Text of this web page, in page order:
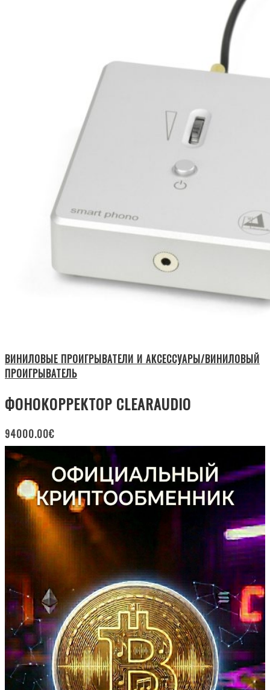
ВИНИЛОВЫЕ ПРОИГРЫВАТЕЛИ И АКСЕССУАРЫ/ВИНИЛОВЫЙ
ПРОИГРЫВАТЕЛЬ
ФОНОКОРРЕКТОР CLEARAUDIO
94000.00€